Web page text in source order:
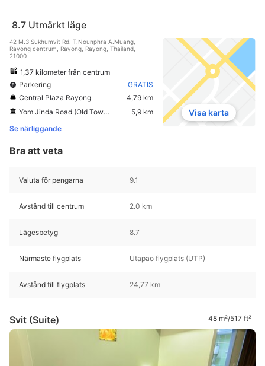
8.7 Utmärkt läge
42 M.3 Sukhumvit Rd. T.Nounphra A.Muang,
Rayong centrum, Rayong, Rayong, Thailand,
21000
1,37 kilometer från centrum
Parkering
GRATIS
Central Plaza Rayong
4,79 km
Yom Jinda Road (Old Town Rayong)
5,9 km
Se närliggande
Visa karta
Bra att veta
Valuta för pengarna 9.1
Avstånd till centrum 2.0 km
Lägesbetyg 8.7
Närmaste flygplats Utapao flygplats (UTP)
Avstånd till flygplats 24,77 km
Svit (Suite) 48 m²/517 ft²